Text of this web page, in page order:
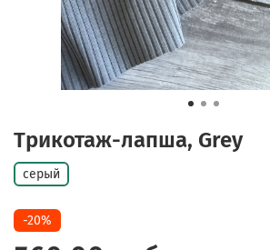
Трикотаж-лапша, Grey
серый
-20%